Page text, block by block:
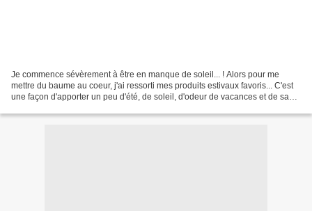
Je commence sévèrement à être en manque de soleil... ! Alors pour me
mettre du baume au coeur, j'ai ressorti mes produits estivaux favoris... C'est
une façon d'apporter un peu d'été, de soleil, d'odeur de vacances et de sable